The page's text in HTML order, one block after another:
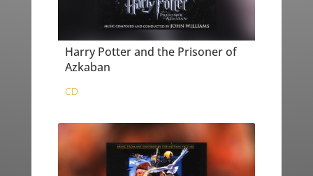
Harry Potter and the Prisoner of
Azkaban
CD